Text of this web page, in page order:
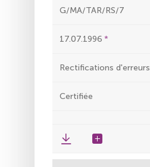
G/MA/TAR/RS/7
17.07.1996
Rectifications d'erreurs
Certifiée